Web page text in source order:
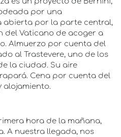
por una
abierta por la parte central,
del Vaticano de acoger a
Almuerzo por cuenta del
al Trastevere, uno de los
la ciudad. Su aire
Cena por cuenta del
alojamiento.
hora de la mañana,
A nuestra llegada, nos